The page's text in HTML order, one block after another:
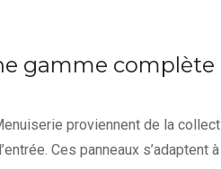
gamme complète
proviennent de la
Ces panneaux